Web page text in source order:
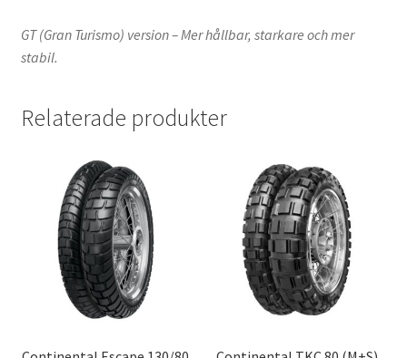
GT (Gran Turismo) version – Mer hållbar, starkare och mer
stabil.
Relaterade produkter